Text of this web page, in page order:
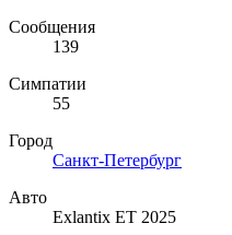
Сообщения
139
Симпатии
55
Город
Санкт-Петербург
Авто
Exlantix ET 2025